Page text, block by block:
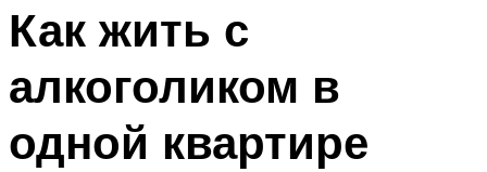
Как жить с
алкоголиком в
одной квартире